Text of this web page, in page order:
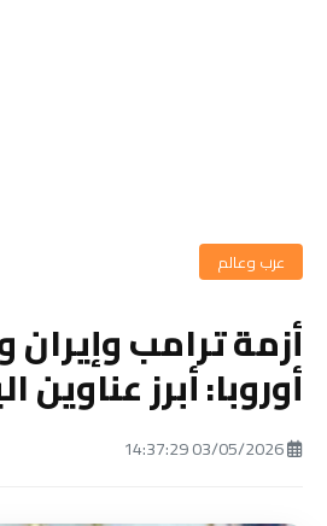
عرب وعالم
أزمة ترامب وإيران
أوروبا: أبرز عناوين